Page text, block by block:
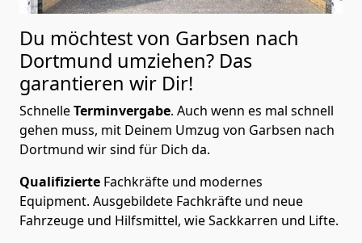
Du möchtest von Garbsen nach
Dortmund umziehen? Das
garantieren wir Dir!
SchnelleTerminvergabe. Auch wenn es mal schnell
gehen muss, mit Deinem Umzug von Garbsen nach
Dortmund wir sind für Dich da.
Qualifizierte Fachkräfte und modernes
Equipment. Ausgebildete Fachkräfte und neue
Fahrzeuge und Hilfsmittel, wie Sackkarren und Lifte.